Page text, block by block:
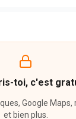
toi, c'est
Google Maps,
et bien plus.